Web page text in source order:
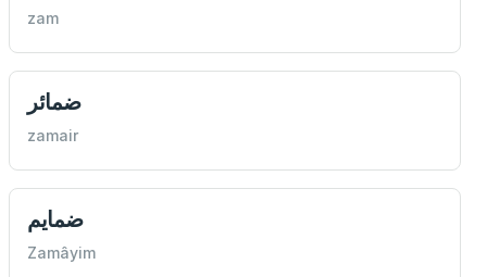
zam
ضمائر
zamair
ضمايم
Zamâyim